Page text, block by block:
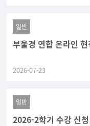
일반
부울경 연합 온라인
2026-07-23
일반
2026-2학기 수강 신